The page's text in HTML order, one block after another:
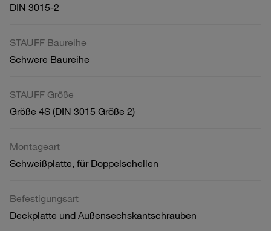
DIN 3015-2
STAUFF Baureihe
Schwere Baureihe
STAUFF Größe
Größe 4S (DIN 3015 Größe 2)
Montageart
Schweißplatte, für Doppelschellen
Befestigungsart
Deckplatte und Außensechskantschrauben